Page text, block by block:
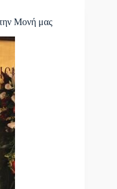
Μονή μας